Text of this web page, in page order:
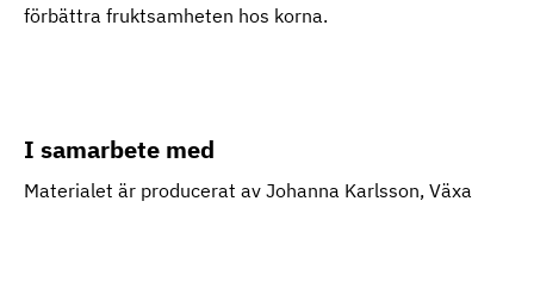
förbättra fruktsamheten hos korna.
I samarbete med
Materialet är producerat av Johanna Karlsson, Växa